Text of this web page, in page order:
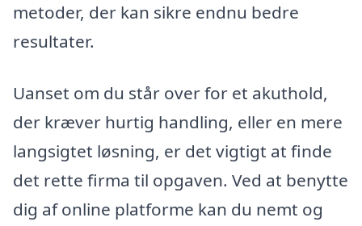
metoder, der kan sikre endnu bedre
resultater.
Uanset om du står over for et akuthold,
der kræver hurtig handling, eller en mere
langsigtet løsning, er det vigtigt at finde
det rette firma til opgaven. Ved at benytte
dig af online platforme kan du nemt og